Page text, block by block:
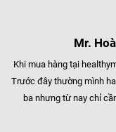
Mr.
Khi mua hàng tại
Trước đây thường mình
ba nhưng từ nay chỉ